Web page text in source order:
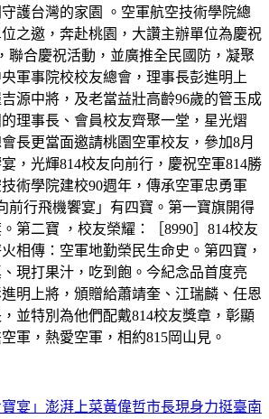
護台灣的家園 。空軍航空技術學院總
之邀，奔赴桃園，大讚主辦單位為慶祝
聯合慶祝活動，並廣推全民國防，凝聚
軍事院校校友總會，理事長彭進明上
源中將，及老當益壯高齡96歲的管玉成
理事長、會員校友齊聚一堂，星光熠
長更當面邀請桃園空軍校友，參加8月
，光輝814校友向前行，慶祝空軍814勝
術學院建校90週年，傳承空軍忠勇軍
前行飛機饗宴」有四寶。第一寶旗開得
第二寶 ，校友榮耀：［8990］814校友
相傳：空軍地勤榮民生命史。第四寶，
現打果汁，吃到飽。今紀念品首度亮
明上將，頒贈給蕭靖奎、江瑞麟、任恩
並特別為他們配戴814校友獎章，彰顯
軍，熱愛空軍，相約815岡山見。
宴」澎湃上菜黃偉哲市長現身力挺臺南